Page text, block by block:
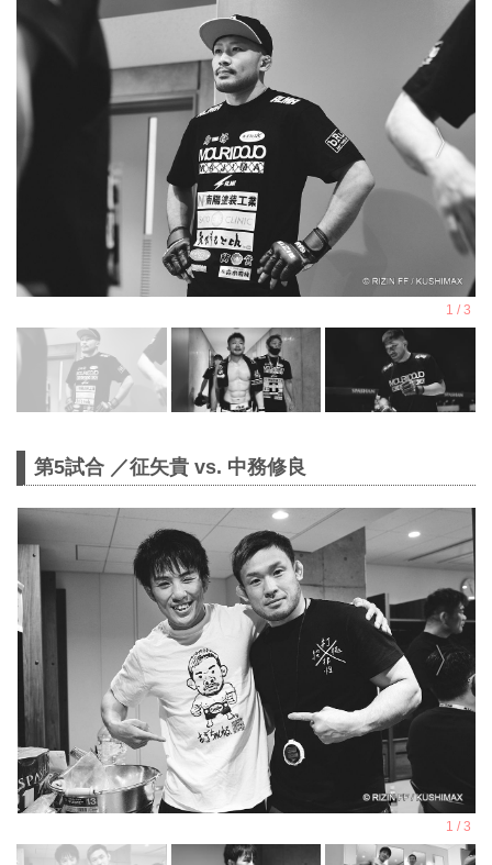
第5試合 ／征矢貴 vs. 中務修良